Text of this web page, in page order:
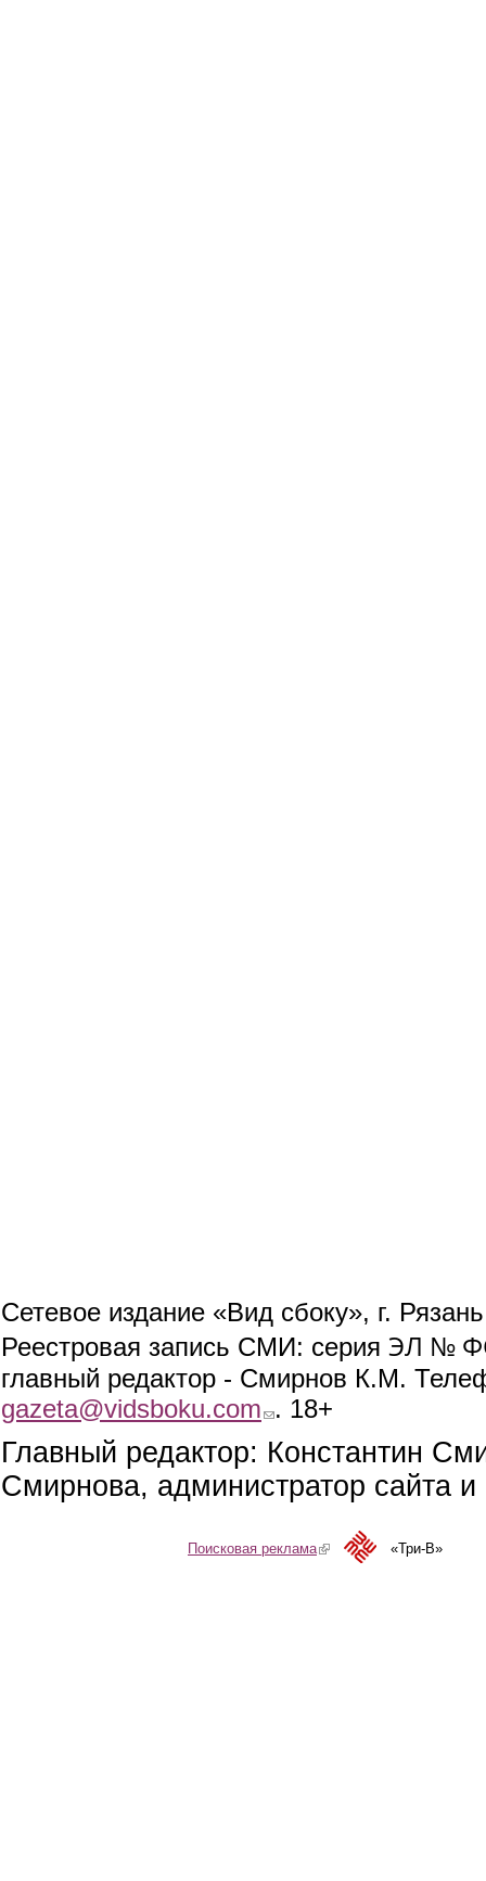
Сетевое издание «Вид сбоку», г.
Реестровая запись СМИ: серия ЭЛ №
главный редактор - Смирнов К.М.
gazeta@vidsboku.com (link sends e-mail)
. 18+
Главный редактор: Константин
Смирнова, администратор сайта
Поисковая реклама(link is external)«Три-В»